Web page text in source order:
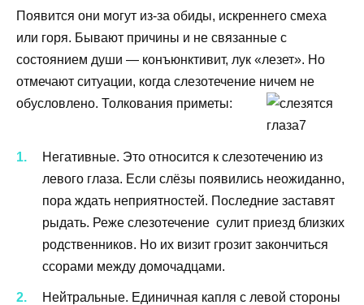
Появится они могут из-за обиды, искреннего смеха
или горя. Бывают причины и не связанные с
состоянием души — конъюнктивит, лук «лезет». Но
отмечают ситуации, когда слезотечение ничем не
обусловлено. Толкования приметы:
Негативные. Это относится к слезотечению из
левого глаза. Если слёзы появились неожиданно,
пора ждать неприятностей. Последние заставят
рыдать. Реже слезотечение сулит приезд близких
родственников. Но их визит грозит закончиться
ссорами между домочадцами.
Нейтральные. Единичная капля с левой стороны